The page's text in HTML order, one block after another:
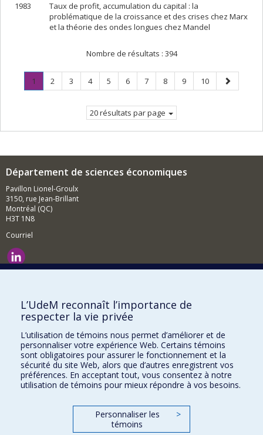
1983
Taux de profit, accumulation du capital : la
problématique de la croissance et des crises chez Marx
et la théorie des ondes longues chez Mandel
Nombre de résultats : 394
Page
1
Page
Page
2 Page
3 Page
4 Page
5 Page
6 Page
7 Page
8 Page
9 Page
10
Page
suivante
20 résultats par page
Département de sciences économiques
Pavillon Lionel-Groulx
3150, rue Jean-Brillant
Montréal (QC)
H3T 1N8
Courriel
Comment soutenir le Département?
BESOIN D'AIDE?
Plan du site
Signaler une erreur
Accessibilité
FACULTÉ DES ARTS ET DES SCIENCES
Nos départements et écoles
L’UdeM reconnaît l’importance de
respecter la vie privée
L’utilisation de témoins nous permet d’améliorer et de
personnaliser votre expérience Web. Certains témoins
sont obligatoires pour assurer le fonctionnement et la
sécurité du site Web, alors que d’autres enregistrent vos
préférences. En acceptant tout, vous consentez à notre
utilisation de témoins pour mieux répondre à vos besoins.
Personnaliser les
témoins
>